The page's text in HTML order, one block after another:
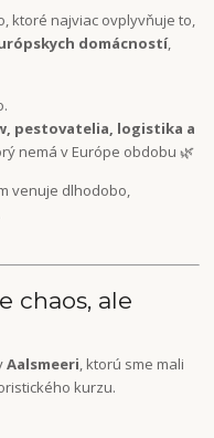
ktoré najviac ovplyvňuje to,
domácností,
pestovatelia, logistika a
nemá v Európe obdobu 🌿
venuje dlhodobo,
chaos, ale
Aalsmeeri, ktorú sme mali
kurzu.